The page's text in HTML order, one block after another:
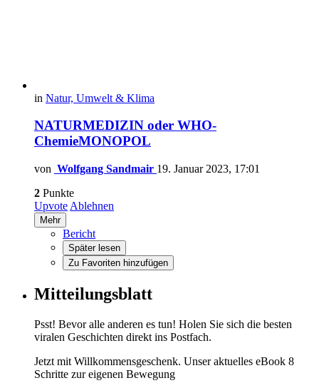
in Natur, Umwelt & Klima
NATURMEDIZIN oder WHO-
ChemieMONOPOL
von Wolfgang Sandmair 19. Januar 2023, 17:01
2 Punkte
Upvote Ablehnen
Mehr
Bericht
Später lesen
Zu Favoriten hinzufügen
Mitteilungsblatt
Psst! Bevor alle anderen es tun! Holen Sie sich die besten
viralen Geschichten direkt ins Postfach.
Jetzt mit Willkommensgeschenk. Unser aktuelles eBook 8
Schritte zur eigenen Bewegung